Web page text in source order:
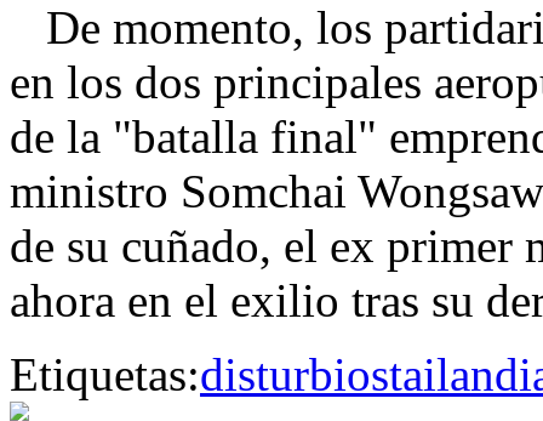
De momento, los
en los dos principales
de la "batalla final"
ministro Somchai
de su cuñado, el ex primer
ahora en el exilio tras su
Etiquetas:disturbios